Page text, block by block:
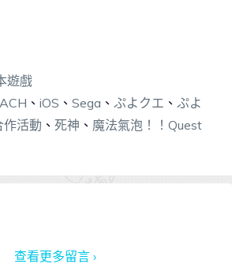
遊戲
、 iOS 、 Sega 、 ぷよクエ 、 ぷよ
作活動 、 死神 、 魔法氣泡！！Quest
查看更多留言 ›